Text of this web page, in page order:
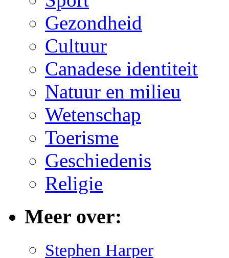
Gezondheid
Cultuur
Canadese identiteit
Natuur en milieu
Wetenschap
Toerisme
Geschiedenis
Religie
Meer over:
Stephen Harper